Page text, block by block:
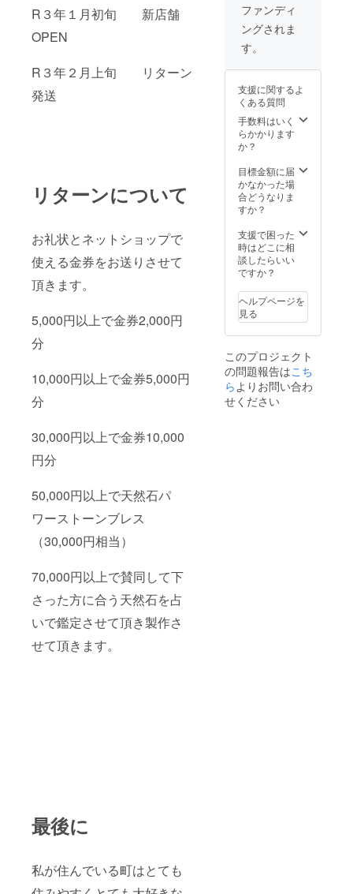
R３年１月初旬 新店舗
OPEN
R３年２月上旬 リターン
発送
リターンについて
お礼状とネットショップで
使える金券をお送りさせて
頂きます。
5,000円以上で金券2,000円
分
10,000円以上で金券5,000円
分
30,000円以上で金券10,000
円分
50,000円以上で天然石パ
ワーストーンブレス
（30,000円相当）
70,000円以上で賛同して下
さった方に合う天然石を占
いで鑑定させて頂き製作さ
せて頂きます。
最後に
私が住んでいる町はとても
ファンディ
ングされま
す。
支援に関するよ
くある質問
手数料はいく
らかかります
か？
目標金額に届
かなかった場
合どうなりま
すか？
支援で困った
時はどこに相
談したらいい
ですか？
ヘルプページを
見る
このプロジェクト
の問題報告はこち
らよりお問い合わ
せください